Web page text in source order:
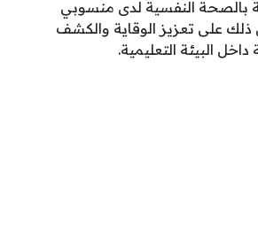
بالصحة النفسية لدى منسوبي
على تعزيز الوقاية والكشف
البيئة التعليمية.